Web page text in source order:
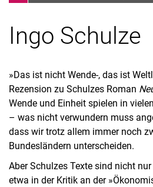
Ingo Schulze
»Das ist nicht Wende-, das ist
Rezension zu Schulzes Roman
Wende und Einheit spielen in
– was nicht verwundern muss
dass wir trotz allem immer noch
Bundesländern unterscheiden.
Aber Schulzes Texte sind nicht
etwa in der Kritik an der